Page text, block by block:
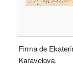
Firma de
Karavelova.